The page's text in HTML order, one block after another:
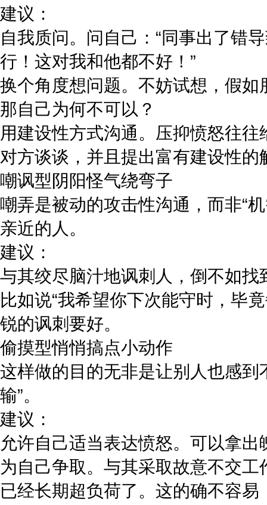
建议：
自我质问。问自己：“同事出了错
行！这对我和他都不好！”
换个角度想问题。不妨试想，假
那自己为何不可以？
用建设性方式沟通。压抑愤怒往
对方谈谈，并且提出富有建设性的
嘲讽型阴阳怪气绕弯子
嘲弄是被动的攻击性沟通，而非“
亲近的人。
建议：
与其绞尽脑汁地讽刺人，倒不如
比如说“我希望你下次能守时，毕
锐的讽刺要好。
偷摸型悄悄搞点小动作
这样做的目的无非是让别人也感
输”。
建议：
允许自己适当表达愤怒。可以拿
为自己争取。与其采取故意不交
已经长期超负荷了。这的确不容易